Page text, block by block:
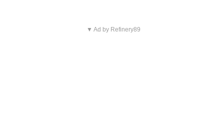
▼ Ad by Refinery89